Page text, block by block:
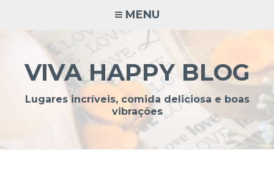
conteúdo
MENU
VIVA HAPPY BLOG
Lugares incríveis, comida deliciosa e boas
vibrações